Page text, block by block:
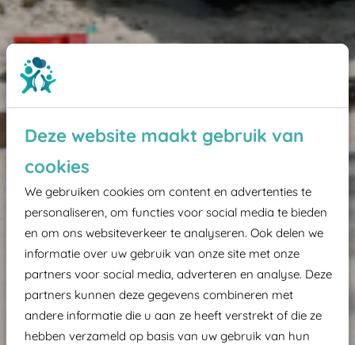
Deze website maakt gebruik van
cookies
We gebruiken cookies om content en advertenties te
personaliseren, om functies voor social media te bieden
en om ons websiteverkeer te analyseren. Ook delen we
informatie over uw gebruik van onze site met onze
partners voor social media, adverteren en analyse. Deze
partners kunnen deze gegevens combineren met
andere informatie die u aan ze heeft verstrekt of die ze
hebben verzameld op basis van uw gebruik van hun